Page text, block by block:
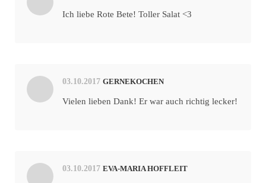
Ich liebe Rote Bete! Toller Salat <3
03.10.2017 GERNEKOCHEN
Vielen lieben Dank! Er war auch richtig lecker!
03.10.2017 EVA-MARIA HOFFLEIT